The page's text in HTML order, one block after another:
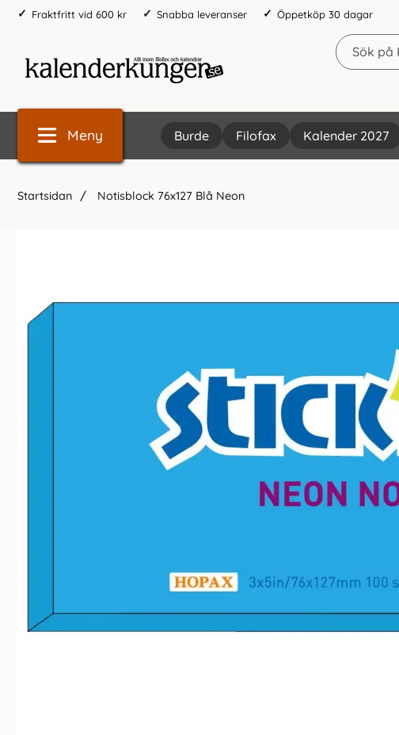
Fraktfritt vid 600 kr Snabba leveranser Öppetköp 30 dagar
Meny Burde Filofax Kalender 2027
Startsidan Notisblock 76x127 Blå Neon
Notisblock 76x127 Gul neon
Köp